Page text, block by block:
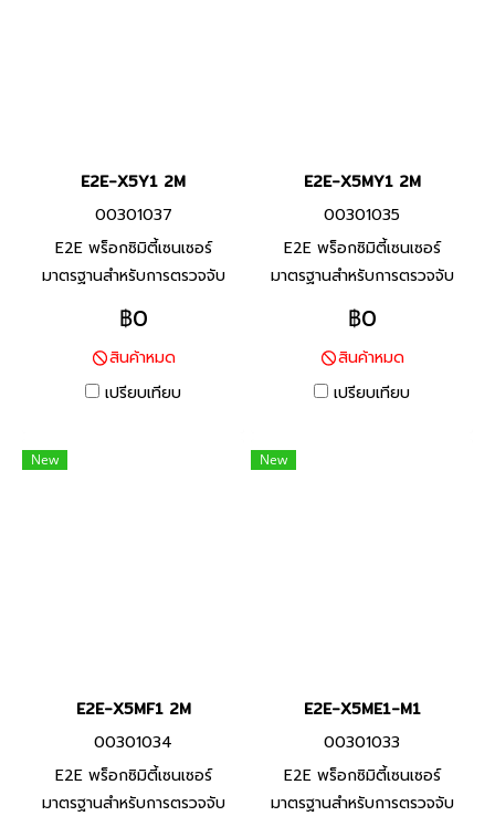
E2E-X5Y1 2M
00301037
E2E พร็อกซิมิตี้เซนเซอร์
มาตรฐานสำหรับการตรวจจับ
โลหะประเภทเหล็ก ทนต่อสภาพ
แวดล้อมด้วยสายมาตราฐานที่ทำ
จาก PVC ทนน้ำมัน และพื้นผิว
ตรวจจับที่ทำจากวัสดุที่ทนต่อ
฿0
สินค้าหมด
เปรียบเทียบ
E2E-X5MY1 2M
00301035
E2E พร็อกซิมิตี้เซนเซอร์
มาตรฐานสำหรับการตรวจจับ
โลหะประเภทเหล็ก ทนต่อสภาพ
แวดล้อมด้วยสายมาตราฐานที่ทำ
จาก PVC ทนน้ำมัน และพื้นผิว
ตรวจจับที่ทำจากวัสดุที่ทนต่อ
฿0
สินค้าหมด
เปรียบเทียบ
New
E2E-X5MF1 2M
00301034
E2E พร็อกซิมิตี้เซนเซอร์
มาตรฐานสำหรับการตรวจจับ
New
E2E-X5ME1-M1
00301033
E2E พร็อกซิมิตี้เซนเซอร์
มาตรฐานสำหรับการตรวจจับ